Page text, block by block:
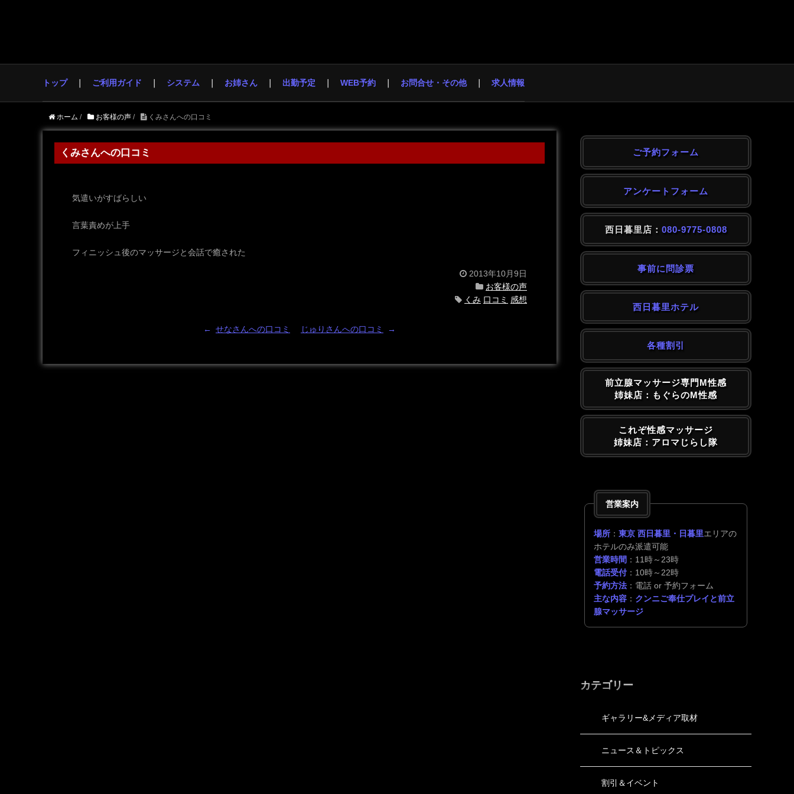
トップ ご利用ガイド システム お姉さん 出勤予定 WEB予約 お問合せ・その他 求人情報
ホーム / お客様の声 / くみさんへの口コミ
くみさんへの口コミ
気遣いがすばらしい
言葉責めが上手
フィニッシュ後のマッサージと会話で癒された
2013年10月9日
お客様の声
くみ 口コミ 感想
← せなさんへの口コミ じゅりさんへの口コミ →
ご予約フォーム
アンケートフォーム
西日暮里店： 080-9775-0808
事前に問診票
西日暮里ホテル
各種割引
前立腺マッサージ専門M性感
姉妹店：もぐらのM性感
これぞ性感マッサージ
姉妹店：アロマじらし隊
営業案内
場所 ： 東京 西日暮里・日暮里エリアの
ホテルのみ派遣可能
営業時間 ：11時～23時
電話受付：10時～22時
予約方法 ：電話 or 予約フォーム
主な内容 ： クンニご奉仕プレイと前立
腺マッサージ
カテゴリー
ギャラリー&メディア取材
ニュース＆トピックス
割引＆イベント